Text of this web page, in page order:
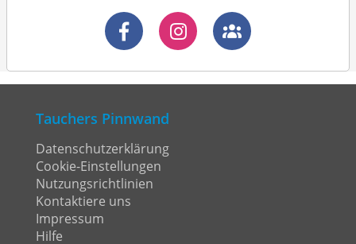
Tauchers Pinnwand
Datenschutzerklärung
Cookie-Einstellungen
Nutzungsrichtlinien
Kontaktiere uns
Impressum
Hilfe